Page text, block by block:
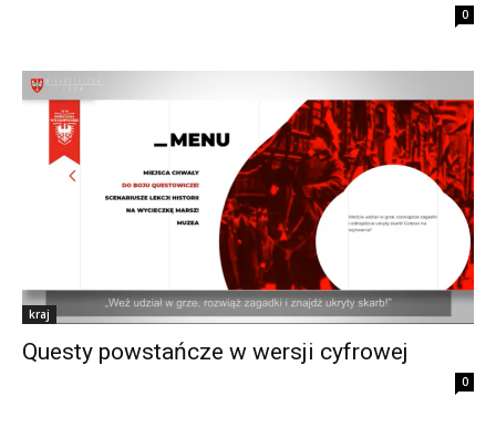
0
kraj
Questy powstańcze w wersji cyfrowej
0